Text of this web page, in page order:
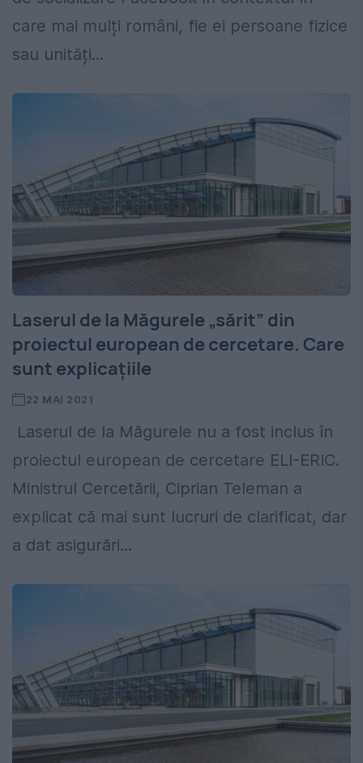
care mai mulți români, fie ei persoane fizice
sau unități...
Laserul de la Măgurele „sărit” din
proiectul european de cercetare. Care
sunt explicațiile
22 MAI 2021
Laserul de la Măgurele nu a fost inclus în
proiectul european de cercetare ELI-ERIC.
Ministrul Cercetării, Ciprian Teleman a
explicat că mai sunt lucruri de clarificat, dar
a dat asigurări...